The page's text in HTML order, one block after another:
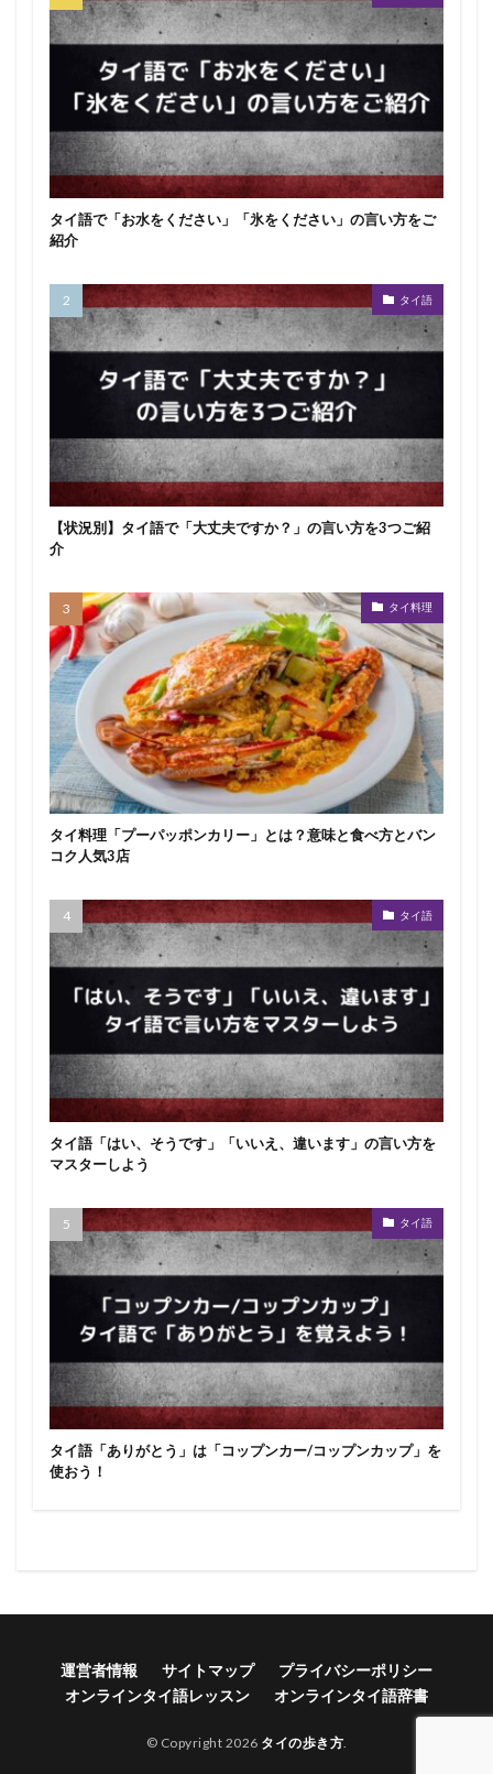
タイ語で「お水をください」「氷をください」の言い方をご
紹介
タイ語
【状況別】タイ語で「大丈夫ですか？」の言い方を3つご紹
介
タイ料理
タイ料理「プーパッポンカリー」とは？意味と食べ方とバン
コク人気3店
タイ語
タイ語「はい、そうです」「いいえ、違います」の言い方を
マスターしよう
タイ語
タイ語「ありがとう」は「コップンカー/コップンカップ」を
使おう！
運営者情報 サイトマップ
プライバシーポリシー
オンラインタイ語レッスン
オンラインタイ語辞書
© Copyright 2026 タイの歩き方